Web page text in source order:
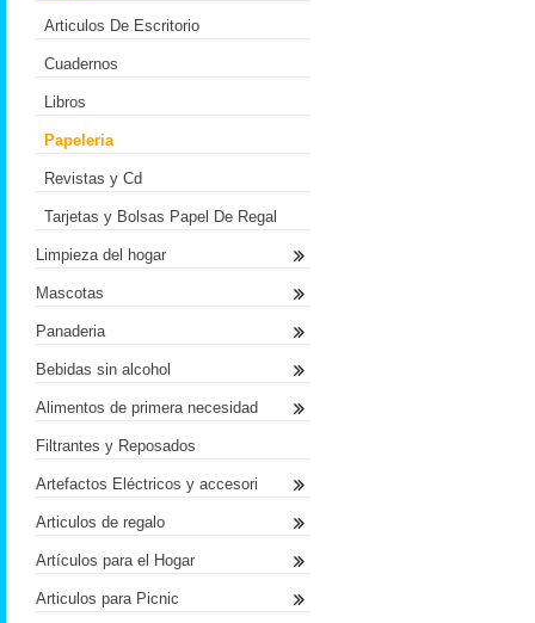
Articulos De Escritorio
Cuadernos
Libros
Papeleria
Revistas y Cd
Tarjetas y Bolsas Papel De Regal
Limpieza del hogar
Mascotas
Panaderia
Bebidas sin alcohol
Alimentos de primera necesidad
Filtrantes y Reposados
Artefactos Eléctricos y accesori
Articulos de regalo
Artículos para el Hogar
Articulos para Picnic